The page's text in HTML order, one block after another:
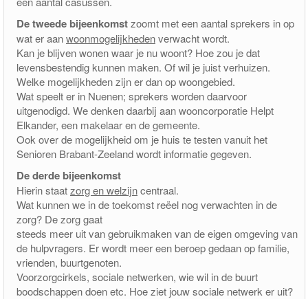
De tweede bijeenkomstzoomt met een aantal sprekers in op
wat er aanwoonmogelijkhedenverwacht wordt.
Kan je blijven wonen waar je nu woont? Hoe zou je dat
levensbestendig kunnen maken. Of wil je juist verhuizen.
Welke mogelijkheden zijn er dan op woongebied.
Wat speelt er in Nuenen; sprekers worden daarvoor
uitgenodigd. We denken daarbij aan wooncorporatie Helpt
Elkander, een makelaar en de gemeente.
Ook over de mogelijkheid om je huis te testen vanuit het
Senioren Brabant-Zeeland wordt informatie gegeven.
De derde bijeenkomst
Hierin staatzorg en welzijncentraal.
Wat kunnen we in de toekomst reëel nog verwachten in de
zorg? De zorg gaat
steeds meer uit van gebruikmaken van de eigen omgeving van
de hulpvragers. Er wordt meer een beroep gedaan op familie,
vrienden, buurtgenoten.
Voorzorgcirkels, sociale netwerken, wie wil in de buurt
boodschappen doen etc. Hoe ziet jouw sociale netwerk er uit?